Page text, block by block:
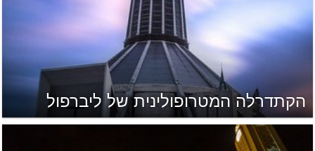
הקתדרלה המטרופולינית של ליברפול